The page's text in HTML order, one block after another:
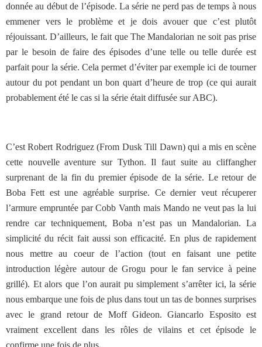
donnée au début de l’épisode. La série ne perd pas de temps à nous
emmener vers le problème et je dois avouer que c’est plutôt
réjouissant. D’ailleurs, le fait que The Mandalorian ne soit pas prise
par le besoin de faire des épisodes d’une telle ou telle durée est
parfait pour la série. Cela permet d’éviter par exemple ici de tourner
autour du pot pendant un bon quart d’heure de trop (ce qui aurait
probablement été le cas si la série était diffusée sur ABC).
C’est Robert Rodriguez (From Dusk Till Dawn) qui a mis en scène
cette nouvelle aventure sur Tython. Il faut suite au cliffangher
surprenant de la fin du premier épisode de la série. Le retour de
Boba Fett est une agréable surprise. Ce dernier veut récuperer
l’armure empruntée par Cobb Vanth mais Mando ne veut pas la lui
rendre car techniquement, Boba n’est pas un Mandalorian. La
simplicité du récit fait aussi son efficacité. En plus de rapidement
nous mettre au coeur de l’action (tout en faisant une petite
introduction légère autour de Grogu pour le fan service à peine
grillé). Et alors que l’on aurait pu simplement s’arrêter ici, la série
nous embarque une fois de plus dans tout un tas de bonnes surprises
avec le grand retour de Moff Gideon. Giancarlo Esposito est
vraiment excellent dans les rôles de vilains et cet épisode le
confirme une fois de plus.